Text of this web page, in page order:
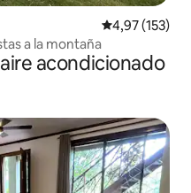
Calificación
4,97 (153)
a la montaña
acondicionado